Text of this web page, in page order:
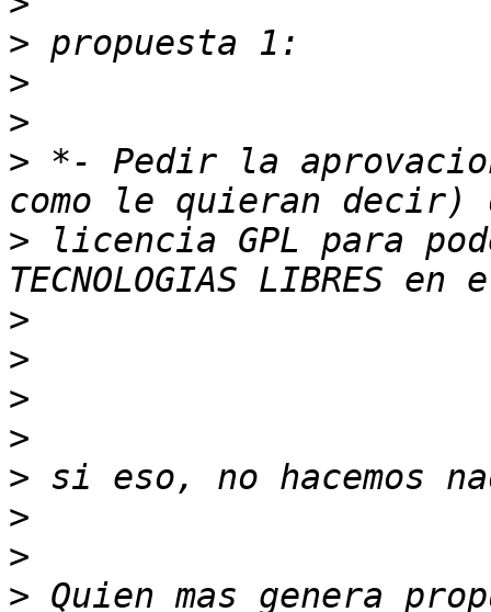
>
>
>
> *- Pedir la
> licencia GPL para
>
>
>
>
>
>
>
>